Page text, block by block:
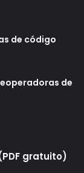
de código
de
gratuito)